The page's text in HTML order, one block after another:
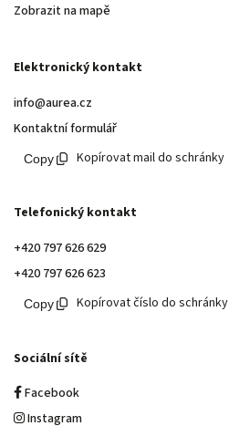
Zobrazit na mapě
Elektronický kontakt
info@aurea.cz
Kontaktní formulář
Kopírovat mail do schránky
Telefonický kontakt
+420 797 626 629
+420 797 626 623
Kopírovat číslo do schránky
Sociální sítě
Facebook
Instagram